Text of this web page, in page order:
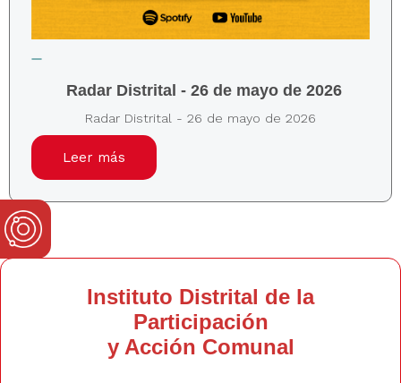
Radar Distrital - 26 de mayo de 2026
Radar Distrital - 26 de mayo de 2026
Leer más
Instituto Distrital de la
Participación
y Acción Comunal